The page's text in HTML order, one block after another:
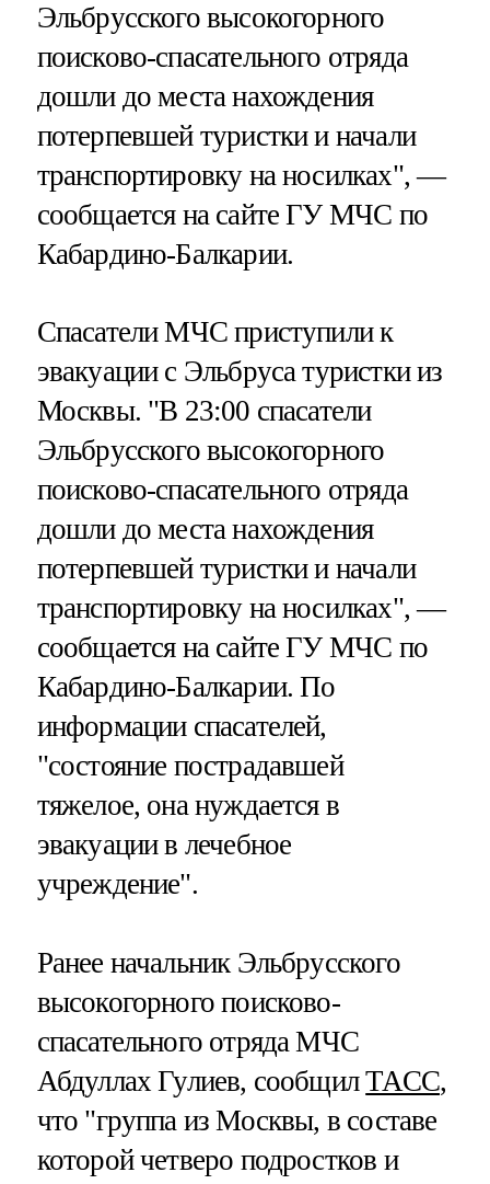
Эльбрусского высокогорного
поисково-спасательного отряда
дошли до места нахождения
потерпевшей туристки и начали
транспортировку на носилках", —
сообщается на сайте ГУ МЧС по
Кабардино-Балкарии.
Спасатели МЧС приступили к
эвакуации с Эльбруса туристки из
Москвы. "В 23:00 спасатели
Эльбрусского высокогорного
поисково-спасательного отряда
дошли до места нахождения
потерпевшей туристки и начали
транспортировку на носилках", —
сообщается на сайте ГУ МЧС по
Кабардино-Балкарии. По
информации спасателей,
"состояние пострадавшей
тяжелое, она нуждается в
эвакуации в лечебное
учреждение".
Ранее начальник Эльбрусского
высокогорного поисково-
спасательного отряда МЧС
Абдуллах Гулиев, сообщилТАСС,
что "группа из Москвы, в составе
которой четверо подростков и